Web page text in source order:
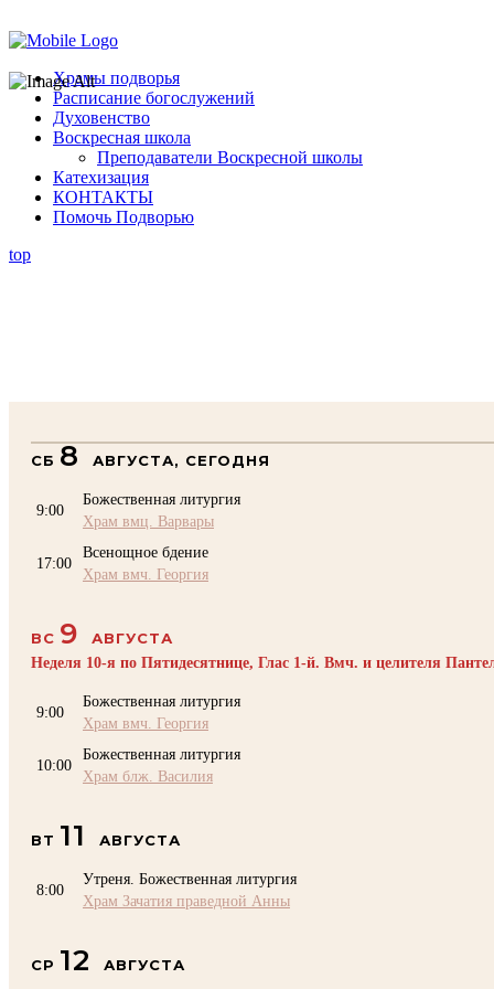
Храмы подворья
Расписание богослужений
Духовенство
Воскресная школа
Преподаватели Воскресной школы
Катехизация
КОНТАКТЫ
Помочь Подворью
top
СБ 8 АВГУСТА, СЕГОДНЯ
9:00
Божественная литургия
Храм вмц. Варвары
17:00
Всенощное бдение
Храм вмч. Георгия
ВС 9
АВГУСТА
Неделя 10-я по Пятидесятнице, Глас 1-й. Вмч. и целителя
9:00
Божественная литургия
Храм вмч. Георгия
10:00
Божественная литургия
Храм блж. Василия
ВТ 11 АВГУСТА
8:00
Утреня. Божественная литургия
Храм Зачатия праведной Анны
СР 12 АВГУСТА